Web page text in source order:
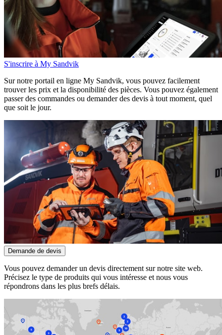
S'inscrire à My Sandvik
Sur notre portail en ligne My Sandvik, vous pouvez facilement
trouver les prix et la disponibilité des pièces. Vous pouvez également
passer des commandes ou demander des devis à tout moment, quel
que soit le jour.
Demande de devis
Vous pouvez demander un devis directement sur notre site web.
Précisez le type de produits qui vous intéresse et nous vous
répondrons dans les plus brefs délais.